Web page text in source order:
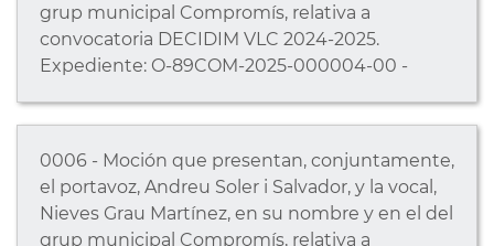
grup municipal Compromís, relativa a
convocatoria DECIDIM VLC 2024-2025.
Expediente: O-89COM-2025-000004-00 -
0006 - Moción que presentan, conjuntamente,
el portavoz, Andreu Soler i Salvador, y la vocal,
Nieves Grau Martínez, en su nombre y en el del
grup municipal Compromís, relativa a